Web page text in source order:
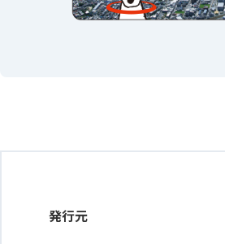
発行元